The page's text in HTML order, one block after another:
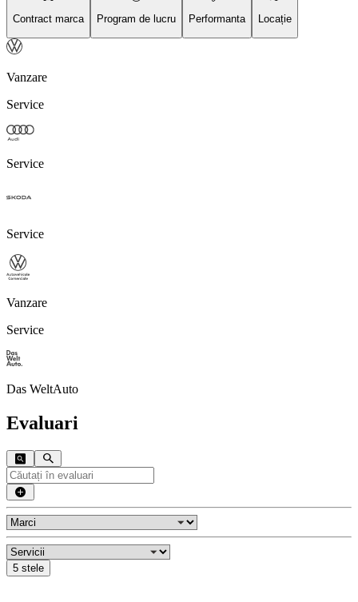
Contract marca Program de lucru Performanta Locație
Vanzare
Service
Service
Service
Vanzare
Service
Das WeltAuto
Evaluari
5 stele